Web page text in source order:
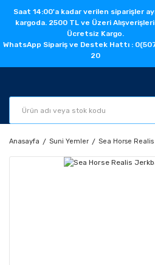
Saat 14:00'a kadar verilen siparişler
kargoda. 2500 TL ve Üzeri
Ücretsiz Kargo.
WhatsApp Sipariş ve Destek Hattı :
20
Anasayfa Suni Yemler Sea Horse